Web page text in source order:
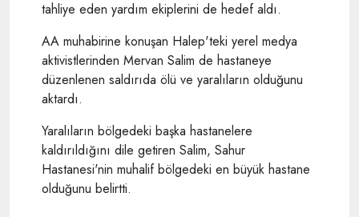
tahliye eden yardım ekiplerini de hedef aldı.
AA muhabirine konuşan Halep'teki yerel medya
aktivistlerinden Mervan Salim de hastaneye
düzenlenen saldırıda ölü ve yaralıların olduğunu
aktardı.
Yaralıların bölgedeki başka hastanelere
kaldırıldığını dile getiren Salim, Sahur
Hastanesi'nin muhalif bölgedeki en büyük hastane
olduğunu belirtti.